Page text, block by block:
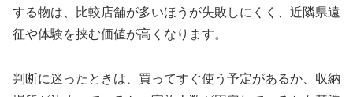
する物は、比較店舗が多いほうが失敗しにくく、近隣県遠
征や体験を挟む価値が高くなります。
判断に迷ったときは、買ってすぐ使う予定があるか、収納